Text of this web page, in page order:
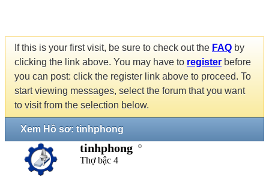
If this is your first visit, be sure to check out the FAQ by
clicking the link above. You may have to register before
you can post: click the register link above to proceed. To
start viewing messages, select the forum that you want
to visit from the selection below.
Xem Hồ sơ: tinhphong
tinhphong
Thợ bậc 4